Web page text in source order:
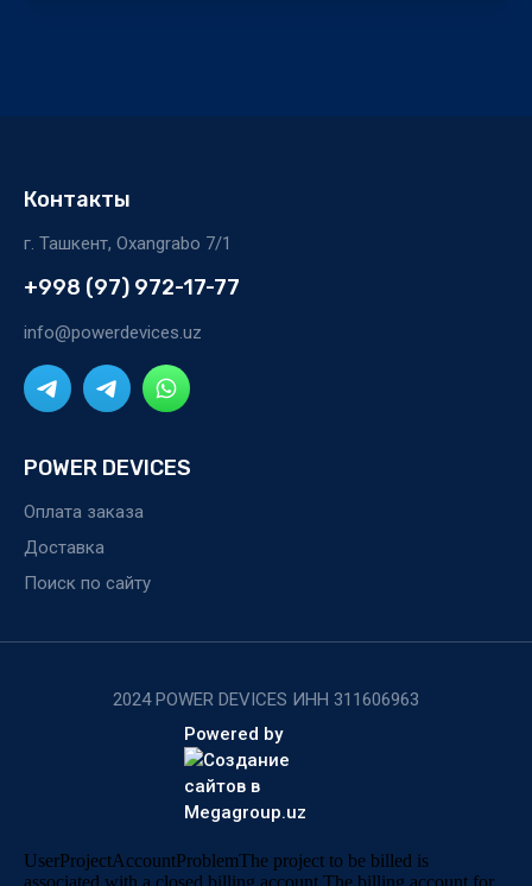
Контакты
г. Ташкент, Oxangrabo 7/1
+998 (97) 972-17-77
info@powerdevices.uz
POWER DEVICES
Оплата заказа
Доставка
Поиск по сайту
2024 POWER DEVICES ИНН 311606963
Powered by